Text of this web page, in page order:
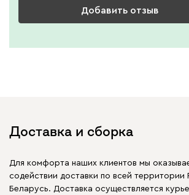
Добавить отзыв
Доставка и сборка
Для комфорта наших клиентов мы
содействии доставки по всей территории
Беларусь. Доставка осуществляется